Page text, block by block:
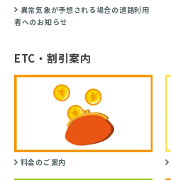
異常気象が予想される場合の道路利用
者へのお知らせ
ETC・割引案内
料金のご案内